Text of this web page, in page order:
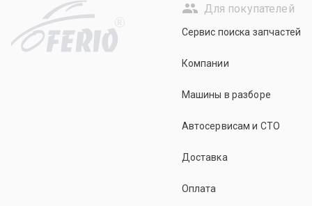
R
Для покупателей
Сервис поиска запчастей
Компании
Машины в разборе
Автосервисам и СТО
Доставка
Оплата